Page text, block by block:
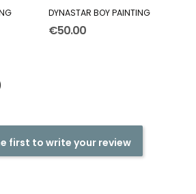
DYNASTAR BOY PAINTING
€50.00
first to write your review